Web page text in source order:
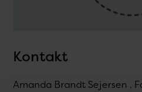
Kontakt
Amanda Brandt Sejersen ,